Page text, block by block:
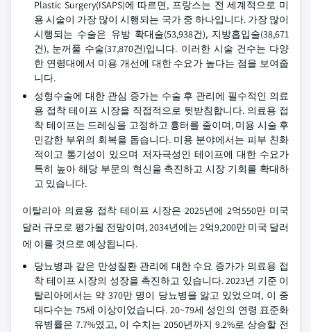
Plastic Surgery(ISAPS)에 따르면, 프랑스는 전 세계적으로 미
용 시술이 가장 많이 시행되는 국가 중 하나입니다. 가장 많이
시행되는 수술은 유방 확대술(53,938건), 지방흡입술(38,671
건), 눈꺼풀 수술(37,870건)입니다. 이러한 시술 건수는 다양
한 연령대에서 미용 개선에 대한 수요가 높다는 점을 보여줍
니다.
성형수술에 대한 관심 증가는 수술 후 관리에 필수적인 의료
용 접착 테이프 시장을 직접적으로 뒷받침합니다. 의료용 접
착 테이프는 드레싱을 고정하고 흉터를 줄이며, 미용 시술 후
민감한 부위의 회복을 돕습니다. 미용 분야에서는 피부 친화
적이고 통기성이 있으며 저자극성인 테이프에 대한 수요가
특히 높아 해당 부문의 혁신을 촉진하고 시장 기회를 확대하
고 있습니다.
이탈리아 의료용 접착 테이프 시장은 2025년에 2억550만 미국
달러 규모로 평가될 전망이며, 2034년에는 2억9,200만 미국 달러
에 이를 것으로 예상됩니다.
당뇨병과 같은 만성질환 관리에 대한 수요 증가가 의료용 접
착 테이프 시장의 성장을 촉진하고 있습니다. 2023년 기준 이
탈리아에서는 약 370만 명이 당뇨병을 앓고 있었으며, 이 중
대다수는 75세 이상이었습니다. 20~79세 성인의 연령 표준화
유병률은 7.7%였고, 이 수치는 2050년까지 9.2%로 상승할 전